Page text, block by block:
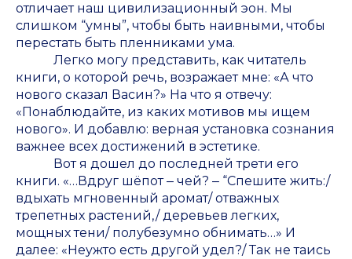
отличает наш цивилизационный эон. Мы
слишком “умны”, чтобы быть наивными, чтобы
перестать быть пленниками ума.
Легко могу представить, как читатель
книги, о которой речь, возражает мне: «А что
нового сказал Васин?» На что я отвечу:
«Понаблюдайте, из каких мотивов мы ищем
нового». И добавлю: верная установка сознания
важнее всех достижений в эстетике.
Вот я дошел до последней трети его
книги. «…Вдруг шёпот ‒ чей? ‒ “Спешите жить:/
вдыхать мгновенный аромат/ отважных
трепетных растений,/ деревьев легких,
мощных тени/ полубезумно обнимать…» И
далее: «Неужто есть другой удел?/ Так не таись